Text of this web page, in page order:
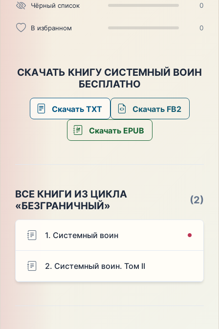
Чёрный список 0
В избранном 0
СКАЧАТЬ КНИГУ СИСТЕМНЫЙ ВОИН
БЕСПЛАТНО
Скачать TXT Скачать FB2
Скачать EPUB
ВСЕ КНИГИ ИЗ ЦИКЛА
«БЕЗГРАНИЧНЫЙ»
(2)
1. Системный воин
2. Системный воин. Том II